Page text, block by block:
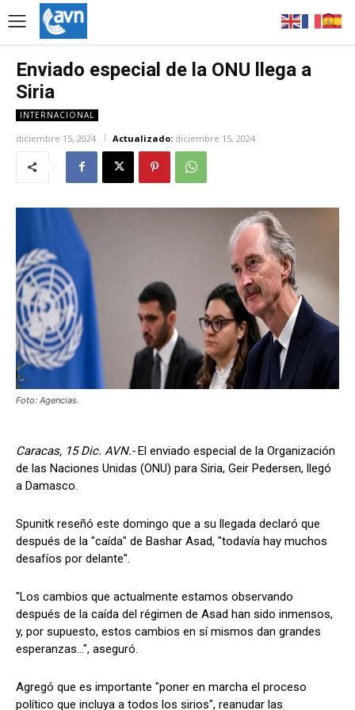
Enviado especial de la ONU llega a
Siria
INTERNACIONAL
diciembre 15, 2024 Actualizado: diciembre 15, 2024
Foto: Agencias.
Caracas, 15 Dic. AVN.- El enviado especial de la Organización
de las Naciones Unidas (ONU) para Siria, Geir Pedersen, llegó
a Damasco.
Spunitk reseñó este domingo que a su llegada declaró que
después de la "caída" de Bashar Asad, "todavía hay muchos
desafíos por delante".
"Los cambios que actualmente estamos observando
después de la caída del régimen de Asad han sido inmensos,
y, por supuesto, estos cambios en sí mismos dan grandes
esperanzas...", aseguró.
Agregó que es importante "poner en marcha el proceso
político que incluya a todos los sirios", reanudar las